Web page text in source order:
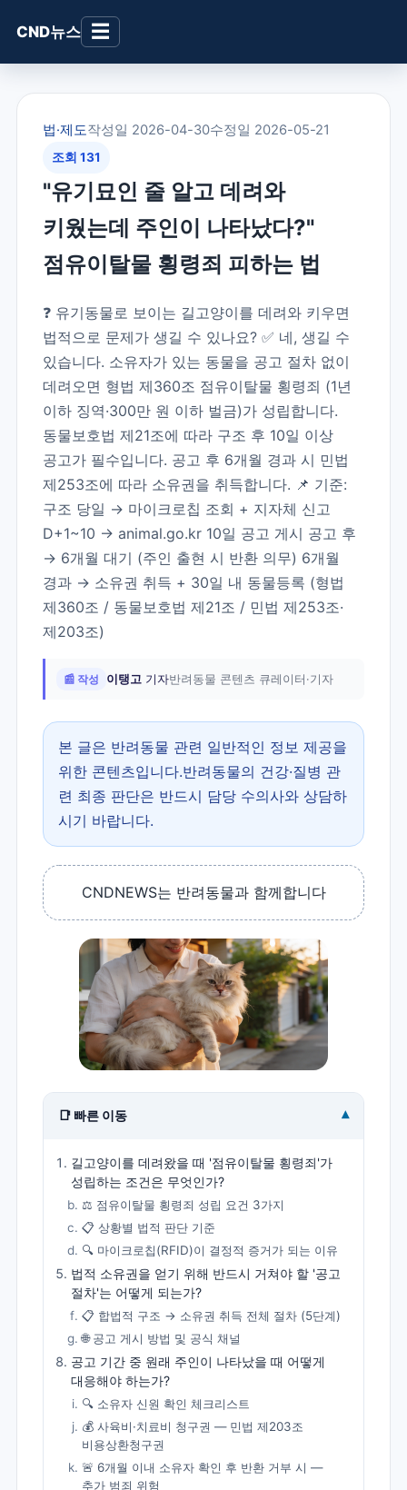
CND뉴스 ☰
법·제도작성일 2026-04-30수정일 2026-05-21
조회 131
"유기묘인 줄 알고 데려와
키웠는데 주인이 나타났다?"
점유이탈물 횡령죄 피하는 법
❓ 유기동물로 보이는 길고양이를 데려와 키우면
법적으로 문제가 생길 수 있나요? ✅ 네, 생길 수
있습니다. 소유자가 있는 동물을 공고 절차 없이
데려오면 형법 제360조 점유이탈물 횡령죄 (1년
이하 징역·300만 원 이하 벌금)가 성립합니다.
동물보호법 제21조에 따라 구조 후 10일 이상
공고가 필수입니다. 공고 후 6개월 경과 시 민법
제253조에 따라 소유권을 취득합니다. 📌 기준:
구조 당일 → 마이크로칩 조회 + 지자체 신고
D+1~10 → animal.go.kr 10일 공고 게시 공고 후
→ 6개월 대기 (주인 출현 시 반환 의무) 6개월
경과 → 소유권 취득 + 30일 내 동물등록 (형법
제360조 / 동물보호법 제21조 / 민법 제253조·
제203조)
📰 작성 이탱고 기자반려동물 콘텐츠 큐레이터·기자
본 글은 반려동물 관련 일반적인 정보 제공을
위한 콘텐츠입니다.반려동물의 건강·질병 관
련 최종 판단은 반드시 담당 수의사와 상담하
시기 바랍니다.
CNDNEWS는 반려동물과 함께합니다
📑 빠른 이동 ▾
길고양이를 데려왔을 때 '점유이탈물 횡령죄'가
성립하는 조건은 무엇인가?
⚖️ 점유이탈물 횡령죄 성립 요건 3가지
📋 상황별 법적 판단 기준
🔍 마이크로칩(RFID)이 결정적 증거가 되는 이유
법적 소유권을 얻기 위해 반드시 거쳐야 할 '공고
절차'는 어떻게 되는가?
📋 합법적 구조 → 소유권 취득 전체 절차 (5단계)
🌐 공고 게시 방법 및 공식 채널
공고 기간 중 원래 주인이 나타났을 때 어떻게
대응해야 하는가?
🔍 소유자 신원 확인 체크리스트
💰 사육비·치료비 청구권 — 민법 제203조
비용상환청구권
🚨 6개월 이내 소유자 확인 후 반환 거부 시 —
추가 범죄 위험